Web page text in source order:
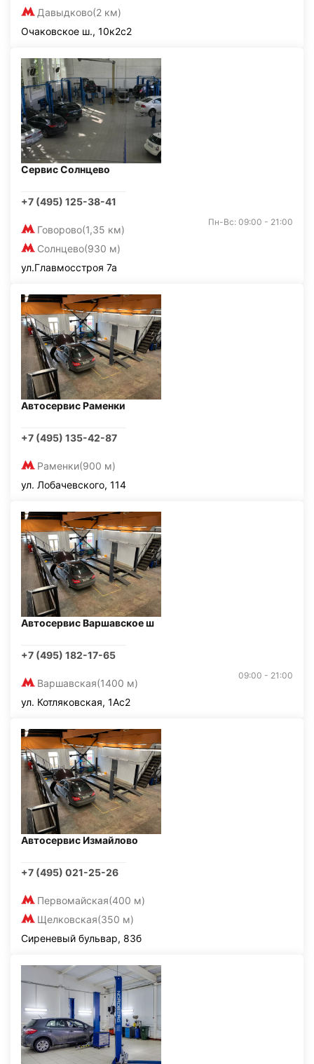
Давыдково(2 км)
Очаковское ш., 10к2с2
Сервис Солнцево
+7 (495) 125-38-41
Говорово(1,35 км)
Солнцево(930 м)
Пн-Вс: 09:00 - 21:00
ул.Главмосстроя 7а
Автосервис Раменки
+7 (495) 135-42-87
Раменки(900 м)
ул. Лобачевского, 114
Автосервис Варшавское ш
+7 (495) 182-17-65
Варшавская(1400 м)
09:00 - 21:00
ул. Котляковская, 1Ас2
Автосервис Измайлово
+7 (495) 021-25-26
Первомайская(400 м)
Щелковская(350 м)
Сиреневый бульвар, 83б